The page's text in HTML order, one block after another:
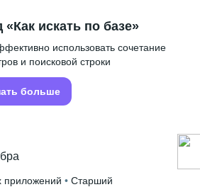
«Как искать по базе»
использовать сочетание
и поисковой строки
больше
приложений • Старший